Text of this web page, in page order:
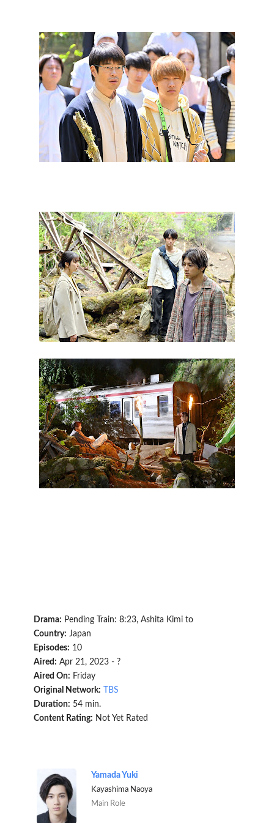
Drama: Pending Train: 8:23, Ashita Kimi to
Country: Japan
Episodes: 10
Aired: Apr 21, 2023 - ?
Aired On: Friday
Original Network:
TBS
Duration: 54 min.
Content Rating: Not Yet Rated
Yamada Yuki
Kayashima Naoya
Main Role